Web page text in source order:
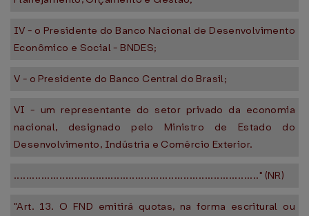
IV - o Presidente do Banco Nacional de Desenvolvimento
Econômico e Social - BNDES;
V - o Presidente do Banco Central do Brasil;
VI - um representante do setor privado da economia
nacional, designado pelo Ministro de Estado do
Desenvolvimento, Indústria e Comércio Exterior.
................................................................................." (NR)
"Art. 13. O FND emitirá quotas, na forma escritural ou